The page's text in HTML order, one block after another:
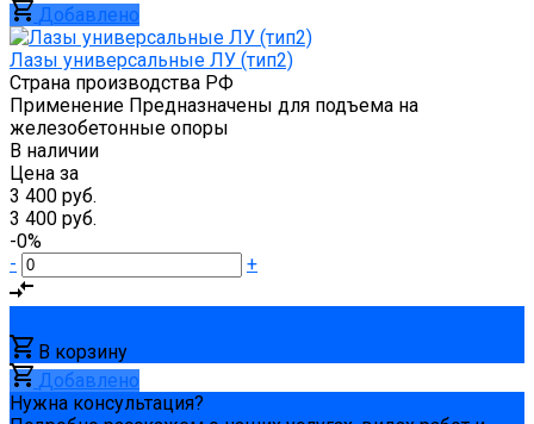
Добавлено
Лазы универсальные ЛУ (тип2)
Страна производства РФ
Применение Предназначены для подъема на
железобетонные опоры
В наличии
Цена за
3 400 руб.
3 400 руб.
-0%
-
+
В корзину
Добавлено
Нужна консультация?